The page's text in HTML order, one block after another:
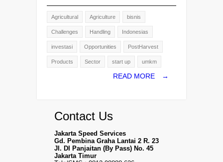
Agricultural Agriculture bisnis
Challenges Handling Indonesias
investasi Opportunities PostHarvest
Products Sector start up umkm
READ MORE →
Contact Us
Jakarta Speed Services
Gd. Pembina Graha Lantai 2 R. 23
Jl. DI Panjaitan (By Pass) No. 45
Jakarta Timur